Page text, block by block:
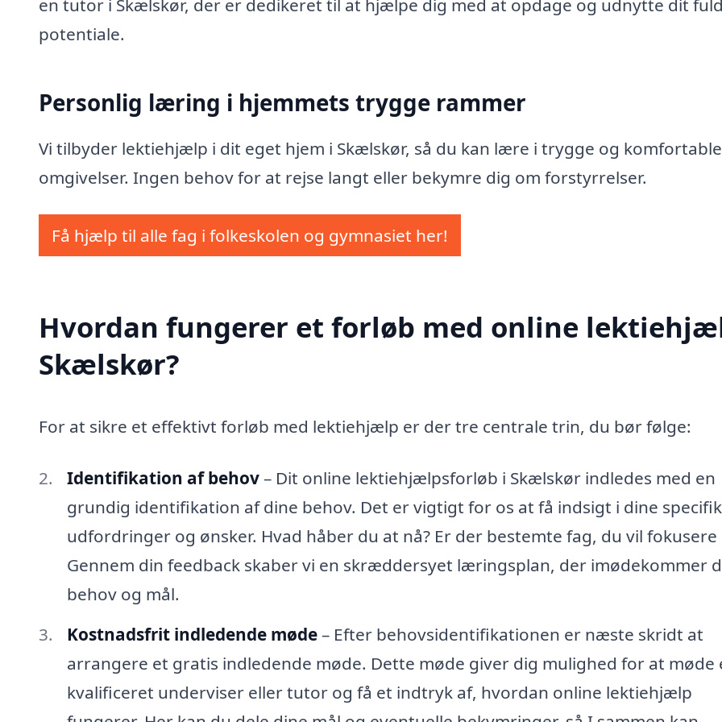
en tutor i Skælskør, der er dedikeret til at hjælpe dig med at opdage og udnytte dit
potentiale.
Personlig læring i hjemmets trygge rammer
Vi tilbyder lektiehjælp i dit eget hjem i Skælskør, så du kan lære i trygge og komfortable
omgivelser. Ingen behov for at rejse langt eller bekymre dig om forstyrrelser.
Få hjælp til alle fag i folkeskolen og gymnasiet her!
Hvordan fungerer et forløb med online
Skælskør?
For at sikre et effektivt forløb med lektiehjælp er der tre centrale trin, du bør følge:
Identifikation af behov– Dit online lektiehjælpsforløb i Skælskør indledes med en
grundig identifikation af dine behov. Det er vigtigt for os at få indsigt i dine
udfordringer og ønsker. Hvad håber du at nå? Er der bestemte fag, du vil fokusere
Gennem din feedback skaber vi en skræddersyet læringsplan, der imødekommer
behov og mål.
Kostnadsfrit indledende møde– Efter behovsidentifikationen er næste skridt at
arrangere et gratis indledende møde. Dette møde giver dig mulighed for at møde
kvalificeret underviser eller tutor og få et indtryk af, hvordan online lektiehjælp